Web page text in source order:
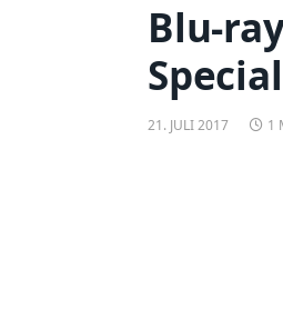
Blu-
21. JULI 2017 1